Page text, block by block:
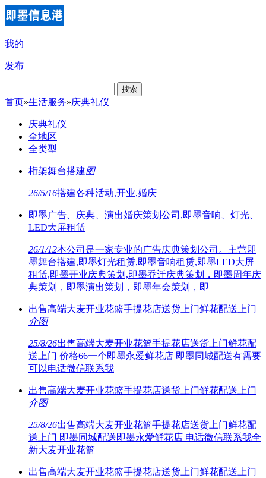
我的
发布
搜索
首页»生活服务»庆典礼仪
庆典礼仪
全地区
全类型
桁架舞台搭建图
26/5/16搭建各种活动,开业,婚庆
即墨广告、庆典、演出婚庆策划公司,即墨音响、灯光、
LED大屏租赁
26/1/12本公司是一家专业的广告庆典策划公司。主营即
墨舞台搭建,即墨灯光租赁,即墨音响租赁,即墨LED大屏
租赁,即墨开业庆典策划,即墨乔迁庆典策划，即墨周年庆
典策划，即墨演出策划，即墨年会策划，即
出售高端大麦开业花篮手提花店送货上门鲜花配送上门
介图
25/8/26出售高端大麦开业花篮手提花店送货上门鲜花配
送上门 价格66一个即墨永爱鲜花店 即墨同城配送有需要
可以电话微信联系我
出售高端大麦开业花篮手提花店送货上门鲜花配送上门
介图
25/8/26出售高端大麦开业花篮手提花店送货上门鲜花配
送上门 即墨同城配送即墨永爱鲜花店 电话微信联系我全
新大麦开业花篮
出售高端大麦开业花篮手提花店送货上门鲜花配送上门